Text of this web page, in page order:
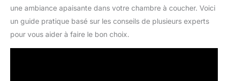
une ambiance apaisante dans votre chambre à coucher. Voici
un guide pratique basé sur les conseils de plusieurs experts
pour vous aider à faire le bon choix.